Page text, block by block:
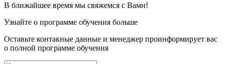
В ближайшее время мы свяжемся с Вами!
Узнайте о программе обучения больше
Оставьте контакные данные и менеджер проинформирует вас
о полной программе обучения